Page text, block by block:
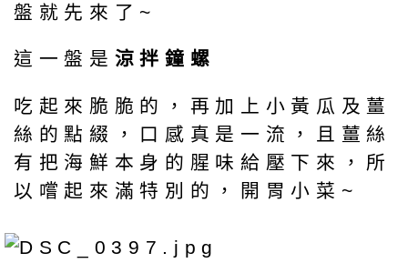
盤就先來了~
這一盤是 涼拌鐘螺
吃起來脆脆的，再加上小黃瓜及薑
絲的點綴，口感真是一流，且薑絲
有把海鮮本身的腥味給壓下來，所
以嚐起來滿特別的，開胃小菜~